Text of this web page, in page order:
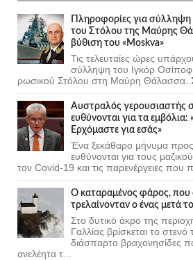
Πληροφορίες για σύλληψη
του Στόλου της Mαύρης
βύθιση του «Moskva»
Τις τελευταίες ώρες
σύλληψη του Ιγκόρ
ρωσικού Στόλου στη Μαύρη Θάλασσα.
Αυστραλός γερουσιαστής
ευθύνονται για τα εμβόλια:
Ερχόμαστε για εσάς»
Ένα ξεκάθαρο μήνυμα προς
ευθύνονται για τους
τον Covid-19 και τις παρενέργειες που
Ο καταραμένος φάρος, που
τρελαίνονταν ο ένας μετά
Στο δυτικό άκρο της
Γαλλίας βρίσκεται το στενό
διάσπαρτο βραχονησίδες
ανελέητα τ...